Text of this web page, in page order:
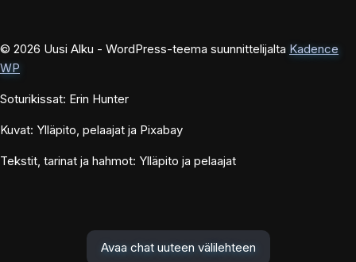
© 2026 Uusi Alku - WordPress-teema suunnittelijalta Kadence
WP
Soturikissat: Erin Hunter
Kuvat: Ylläpito, pelaajat ja Pixabay
Tekstit, tarinat ja hahmot: Ylläpito ja pelaajat
Avaa chat uuteen välilehteen